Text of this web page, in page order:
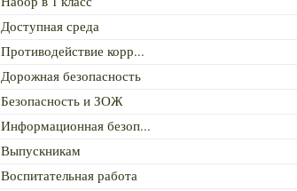
Доступная среда
Противодействие корр...
Дорожная безопасность
Безопасность и ЗОЖ
Информационная безоп...
Выпускникам
Воспитательная работа